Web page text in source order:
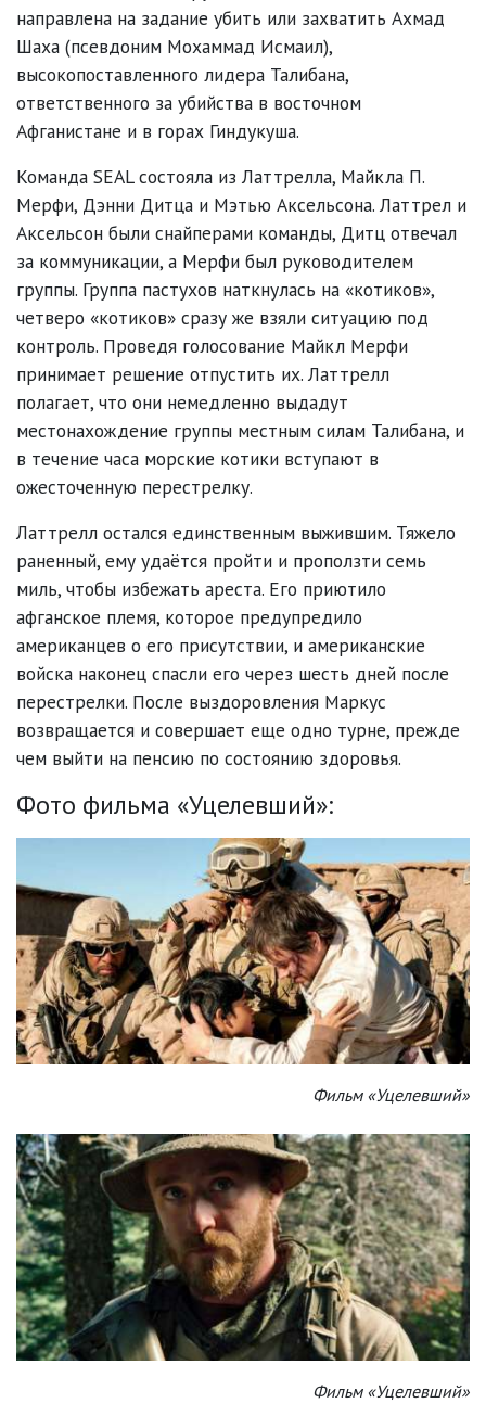
направлена на задание убить или захватить Ахмад
Шаха (псевдоним Мохаммад Исмаил),
высокопоставленного лидера Талибана,
ответственного за убийства в восточном
Афганистане и в горах Гиндукуша.
Команда SEAL состояла из Латтрелла, Майкла П.
Мерфи, Дэнни Дитца и Мэтью Аксельсона. Латтрел и
Аксельсон были снайперами команды, Дитц отвечал
за коммуникации, а Мерфи был руководителем
группы. Группа пастухов наткнулась на «котиков»,
четверо «котиков» сразу же взяли ситуацию под
контроль. Проведя голосование Майкл Мерфи
принимает решение отпустить их. Латтрелл
полагает, что они немедленно выдадут
местонахождение группы местным силам Талибана, и
в течение часа морские котики вступают в
ожесточенную перестрелку.
Латтрелл остался единственным выжившим. Тяжело
раненный, ему удаётся пройти и проползти семь
миль, чтобы избежать ареста. Его приютило
афганское племя, которое предупредило
американцев о его присутствии, и американские
войска наконец спасли его через шесть дней после
перестрелки. После выздоровления Маркус
возвращается и совершает еще одно турне, прежде
чем выйти на пенсию по состоянию здоровья.
Фото фильма «Уцелевший»:
Фильм «Уцелевший»
Фильм «Уцелевший»